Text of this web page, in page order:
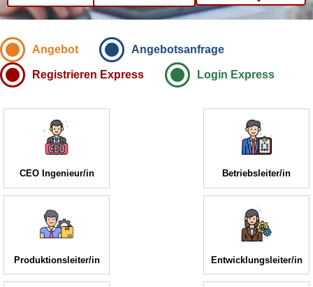
Angebot Angebotsanfrage
Registrieren Express Login Express
CEO Ingenieur/in Betriebsleiter/in
Produktionsleiter/in Entwicklungsleiter/in